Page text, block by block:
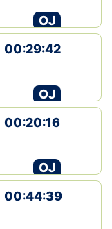
OJ
00:29:42
OJ
00:20:16
OJ
00:44:39